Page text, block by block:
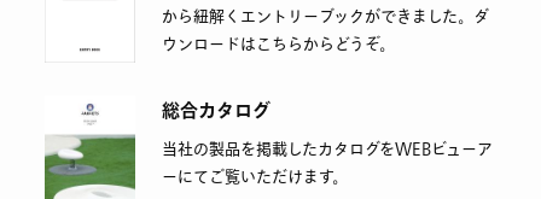
から紐解くエントリーブックができました。ダ
ウンロードはこちらからどうぞ。
総合カタログ
当社の製品を掲載したカタログをWEBビューア
ーにてご覧いただけます。